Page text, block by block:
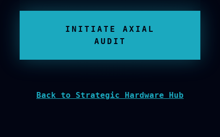
INITIATE AXIAL
AUDIT
Back to Strategic Hardware Hub